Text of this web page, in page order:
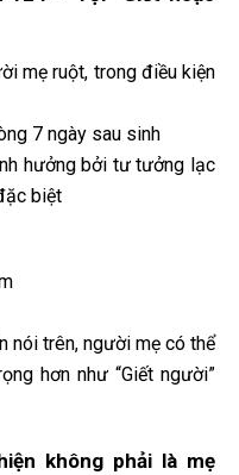
mẹ ruột, trong điều kiện
7 ngày sau sinh
hưởng bởi tư tưởng lạc
biệt
nói trên, người mẹ có thể
hơn như “Giết người”
không phải là mẹ